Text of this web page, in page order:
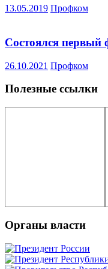
13.05.2019 Профком
Состоялся первый
26.10.2021 Профком
Полезные ссылки
Органы власти